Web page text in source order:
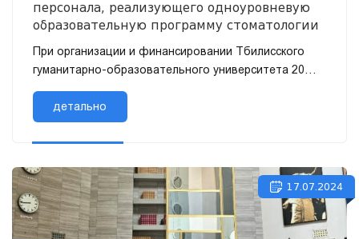
персонала, реализующего одноуровневую
образовательную программу стоматологии
При организации и финансировании Тбилисского
гуманитарно-образовательного университета 20
июля в 11:00 будет проведен тренинг для
академических и приглашенных сотрудни...
детально
17.07.2024